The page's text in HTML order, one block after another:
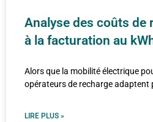
Analyse des coûts de
à la facturation au
Alors que la mobilité électrique
opérateurs de recharge adaptent
LIRE PLUS »